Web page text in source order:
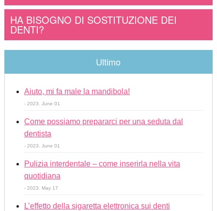
HA BISOGNO DI SOSTITUZIONE DEI
DENTI?
Ultimo
Aiuto, mi fa male la mandibola!
- 2023. June 01
Come possiamo prepararci per una seduta dal
dentista
- 2023. June 01
Pulizia interdentale – come inserirla nella vita
quotidiana
- 2023. May 17
L’effetto della sigaretta elettronica sui denti